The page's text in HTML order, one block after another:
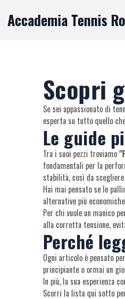
Accademia Tennis
Scopri
Se sei appassionato di
esperta su tutto quello
Le guide
Tra i suoi pezzi troviamo
fondamentali per la
stabilità, così da
Hai mai pensato se le
alternative più
Per chi vuole un manico
alla corretta tensione,
Perché
Ogni articolo è pensato
principiante o ormai un
In più, la sua esperienza
Scorri la lista qui sotto